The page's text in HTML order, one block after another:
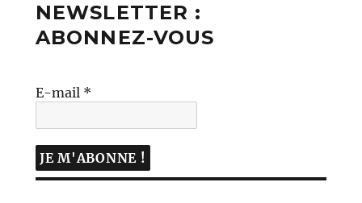
NEWSLETTER :
ABONNEZ-VOUS
E-mail *